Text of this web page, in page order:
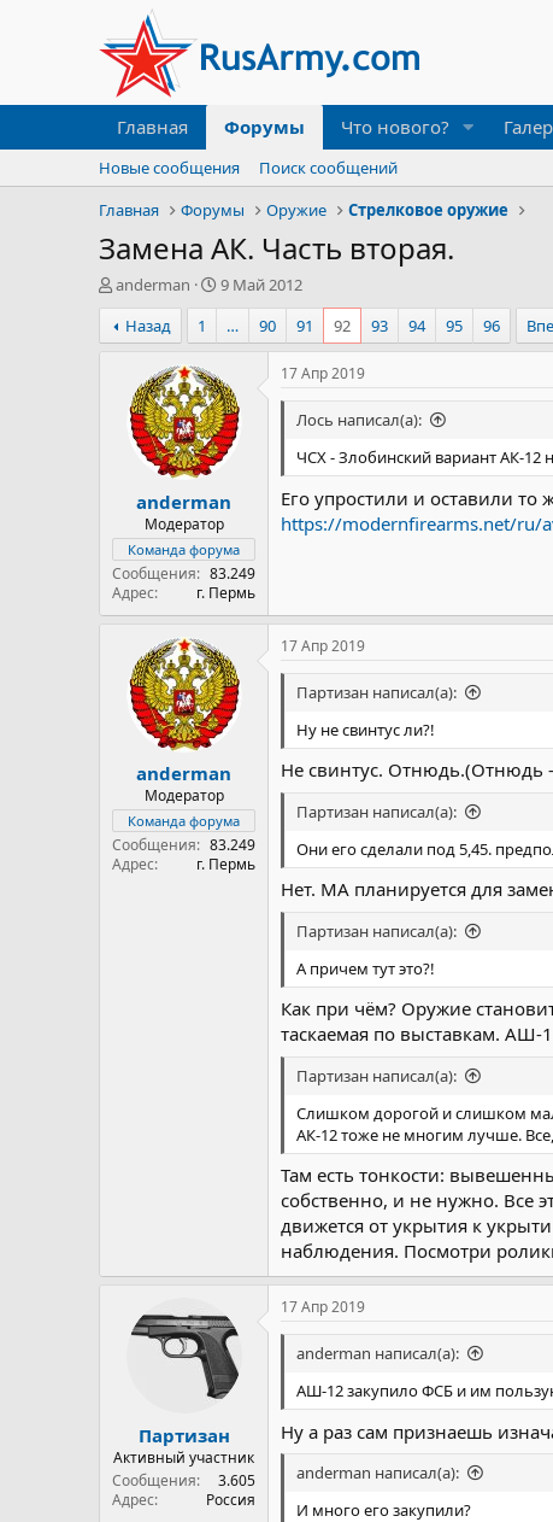
Главная Форумы Что нового?
Новые сообщения
Поиск сообщений
Главная
Форумы Оружие Стрелковое оружие
Замена АК. Часть вторая.
А
в
т
о
anderman
Д
а
а
а
ч
а
л
9 Май 2012
Назад
1 … 90 91 92 93 94 95 96
anderman
Модератор
Команда форума
Сообщения
83.249
Адрес
г. Пермь
17 Апр 2019
Лось написал(а):
ЧСХ - Злобинский вариант АК-12
Его упростили и оставили то
https://modernfirearms.net/ru/
anderman
Модератор
Команда форума
Сообщения
83.249
Адрес
г. Пермь
17 Апр 2019
Партизан написал(а):
Ну не свинтус ли?!
Не свинтус. Отнюдь.(Отнюдь
Партизан написал(а):
Они его сделали под 5,45.
Нет. МА планируется для
Партизан написал(а):
А причем тут это?!
Как при чём? Оружие
таскаемая по выставкам. АШ-
Партизан написал(а):
Слишком дорогой и слишком
АК-12 тоже не многим лучше.
Там есть тонкости:
собственно, и не нужно. Все
движется от укрытия к
наблюдения. Посмотри
Партизан
Активный участник
Сообщения
3.605
Адрес
Россия
17 Апр 2019
anderman написал(а):
АШ-12 закупило ФСБ и им
Ну а раз сам признаешь
anderman написал(а):
И много его закупили?